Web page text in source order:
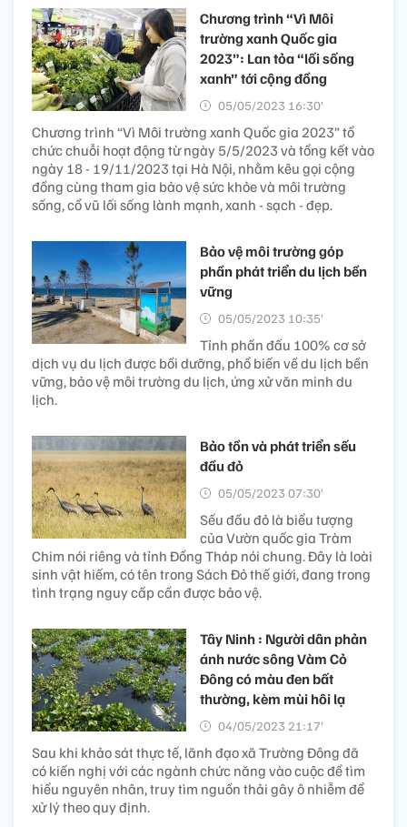
Chương trình “Vì Môi
trường xanh Quốc gia
2023”: Lan tỏa “lối sống
xanh” tới cộng đồng
05/05/2023 16:30’
Chương trình “Vì Môi trường xanh Quốc gia 2023” tổ
chức chuỗi hoạt động từ ngày 5/5/2023 và tổng kết vào
ngày 18 - 19/11/2023 tại Hà Nội, nhằm kêu gọi cộng
đồng cùng tham gia bảo vệ sức khỏe và môi trường
sống, cổ vũ lối sống lành mạnh, xanh - sạch - đẹp.
Bảo vệ môi trường góp
phần phát triển du lịch bền
vững
05/05/2023 10:35’
Tỉnh phấn đấu 100% cơ sở
dịch vụ du lịch được bồi dưỡng, phổ biến về du lịch bền
vững, bảo vệ môi trường du lịch, ứng xử văn minh du
lịch.
Bảo tồn và phát triển sếu
đầu đỏ
05/05/2023 07:30’
Sếu đầu đỏ là biểu tượng
của Vườn quốc gia Tràm
Chim nói riêng và tỉnh Đồng Tháp nói chung. Đây là loài
sinh vật hiếm, có tên trong Sách Đỏ thế giới, đang trong
tình trạng nguy cấp cần được bảo vệ.
Tây Ninh : Người dân phản
ánh nước sông Vàm Cỏ
Đông có màu đen bất
thường, kèm mùi hôi lạ
04/05/2023 21:17’
Sau khi khảo sát thực tế, lãnh đạo xã Trường Đông đã
có kiến nghị với các ngành chức năng vào cuộc để tìm
hiểu nguyên nhân, truy tìm nguồn thải gây ô nhiễm để
xử lý theo quy định.